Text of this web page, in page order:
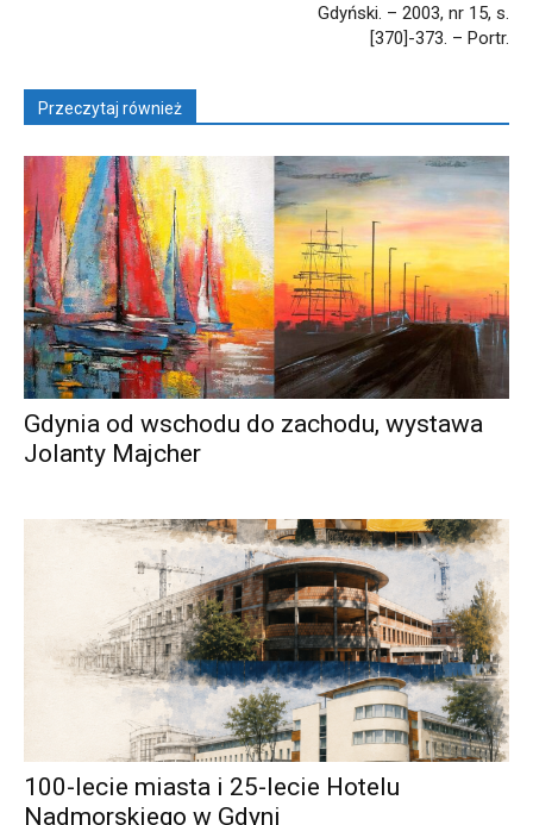
Gdyński. – 2003, nr 15, s.
[370]-373. – Portr.
Przeczytaj również
Gdynia od wschodu do zachodu, wystawa
Jolanty Majcher
100-lecie miasta i 25-lecie Hotelu
Nadmorskiego w Gdyni